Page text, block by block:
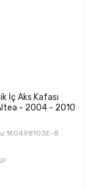
İç Aks Kafası
- 2004 - 2010
8